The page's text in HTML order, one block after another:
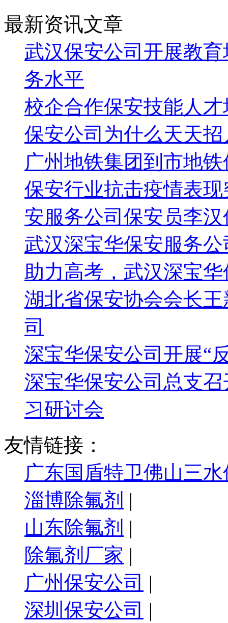
最新资讯文章
武汉保安公司开展教
务水平
校企合作保安技能人
保安公司为什么天天招
广州地铁集团到市地
保安行业抗击疫情表
安服务公司保安员李汉
武汉深宝华保安服务
助力高考，武汉深宝
湖北省保安协会会长
司
深宝华保安公司开展“
深宝华保安公司总支
习研讨会
友情链接：
广东国盾特卫佛山三
淄博除氟剂 |
山东除氟剂 |
除氟剂厂家 |
广州保安公司 |
深圳保安公司 |